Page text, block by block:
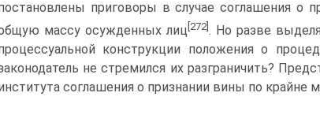
приговоры в случае соглашения о
массу осужденных лиц [272] . Но разве
конструкции положения о
не стремился их разграничить?
соглашения о признании вины по крайне